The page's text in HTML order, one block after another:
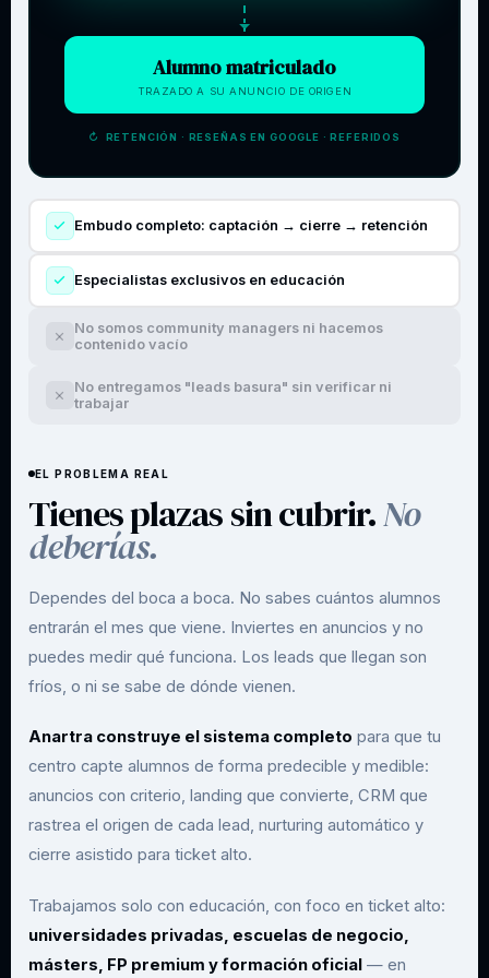
Alumno matriculado
TRAZADO A SU ANUNCIO DE ORIGEN
↻ RETENCIÓN · RESEÑAS EN GOOGLE · REFERIDOS
Embudo completo: captación → cierre → retención
Especialistas exclusivos en educación
No somos community managers ni hacemos
contenido vacío
No entregamos "leads basura" sin verificar ni
trabajar
EL PROBLEMA REAL
Tienes plazas sin cubrir.No
deberías.
Dependes del boca a boca. No sabes cuántos alumnos
entrarán el mes que viene. Inviertes en anuncios y no
puedes medir qué funciona. Los leads que llegan son
fríos, o ni se sabe de dónde vienen.
Anartra construye el sistema completo para que tu
centro capte alumnos de forma predecible y medible:
anuncios con criterio, landing que convierte, CRM que
rastrea el origen de cada lead, nurturing automático y
cierre asistido para ticket alto.
Trabajamos solo con educación, con foco en ticket alto:
universidades privadas, escuelas de negocio,
másters, FP premium y formación oficial — en